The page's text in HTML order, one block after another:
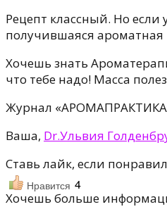
Рецепт классный. Но если
получившаяся ароматная
Хочешь знать
что тебе надо! Масса
Журнал
Ваша, Dr.Ульвия
Ставь лайк, если
Нравится 4
Хочешь больше